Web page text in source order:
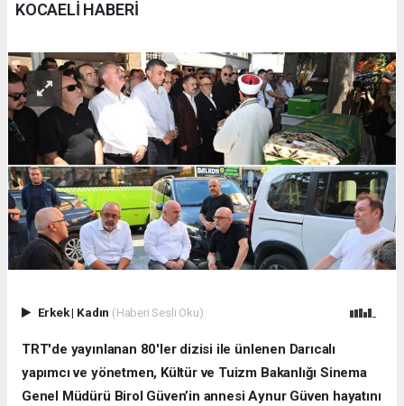
KOCAELİ HABERİ
Erkek| Kadın (Haberi Sesli Oku)
TRT'de yayınlanan 80'ler dizisi ile ünlenen Darıcalı
yapımcı ve yönetmen, Kültür ve Tuizm Bakanlığı Sinema
Genel Müdürü Birol Güven’in annesi Aynur Güven hayatını